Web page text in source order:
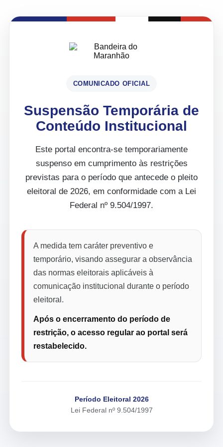
COMUNICADO OFICIAL
Suspensão Temporária de
Conteúdo Institucional
Este portal encontra-se temporariamente
suspenso em cumprimento às restrições
previstas para o período que antecede o pleito
eleitoral de 2026, em conformidade com a Lei
Federal nº 9.504/1997.
A medida tem caráter preventivo e
temporário, visando assegurar a observância
das normas eleitorais aplicáveis à
comunicação institucional durante o período
eleitoral.
Após o encerramento do período de
restrição, o acesso regular ao portal será
restabelecido.
Período Eleitoral 2026
Lei Federal nº 9.504/1997